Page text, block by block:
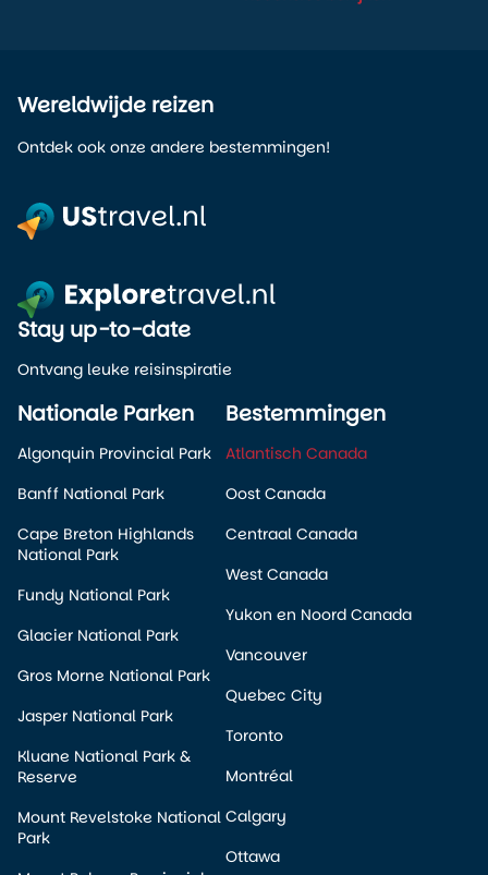
Wereldwijde reizen
Ontdek ook onze andere bestemmingen!
Nationale Parken
Algonquin Provincial Park
Banff National Park
Cape Breton Highlands
National Park
Fundy National Park
Glacier National Park
Gros Morne National Park
Jasper National Park
Kluane National Park &
Reserve
Mount Revelstoke National
Park
Bestemmingen
Atlantisch Canada
Oost Canada
Centraal Canada
West Canada
Yukon en Noord Canada
Vancouver
Quebec City
Toronto
Montréal
Calgary
Ottawa
Stay up-to-date
Ontvang leuke reisinspiratie